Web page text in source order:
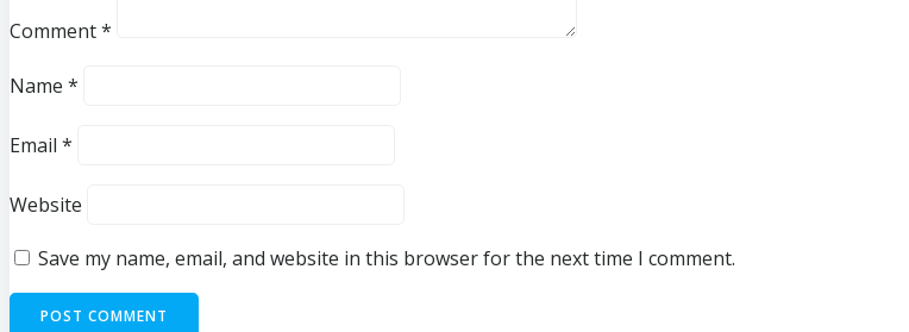
Comment*
Name *
Email *
Website
Save my name, email, and website in this browser for the next time I comment.